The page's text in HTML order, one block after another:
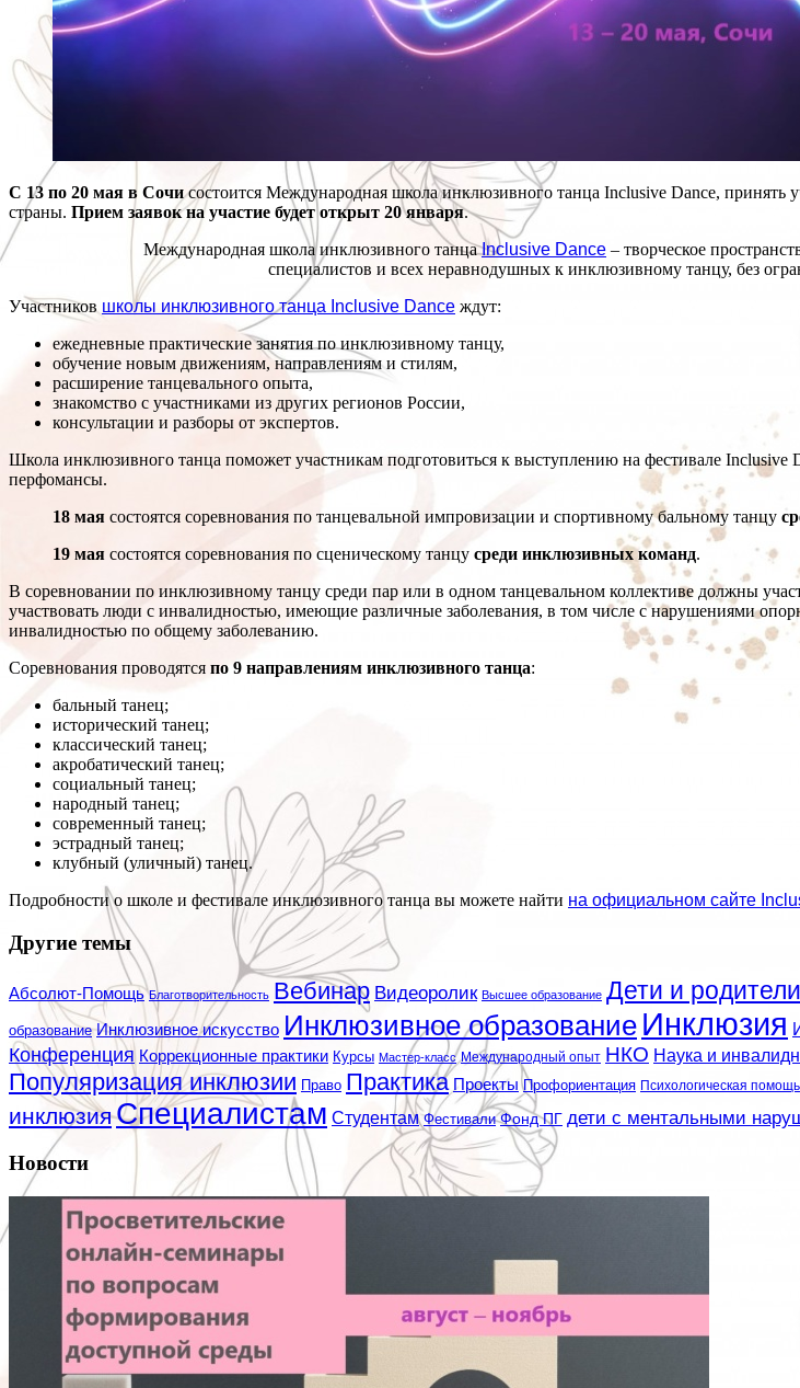
С 13 по 20 мая в Сочисостоится Международная школа инклюзивного танца Inclusive Dance, принять
страны. Прием заявок на участие будет открыт 20 января.
Международная школа инклюзивного танцаInclusive Dance – творческое
специалистов и всех неравнодушных к инклюзивному танцу, без
Участников школы инклюзивного танца Inclusive Dance ждут:
ежедневные практические занятия по инклюзивному танцу,
обучение новым движениям, направлениям и стилям,
расширение танцевального опыта,
знакомство с участниками из других регионов России,
консультации и разборы от экспертов.
Школа инклюзивного танца поможет участникам подготовиться к выступлению на фестивале
перфомансы.
18 мая состоятся соревнования по танцевальной импровизации и спортивному бальному танцу
19 мая состоятся соревнования по сценическому танцу среди инклюзивных команд.
В соревновании по инклюзивному танцу среди пар или в одном танцевальном коллективе должны
участвовать люди с инвалидностью, имеющие различные заболевания, в том числе с нарушениями
инвалидностью по общему заболеванию.
Соревнования проводятся по 9 направлениям инклюзивного танца:
бальный танец;
исторический танец;
классический танец;
акробатический танец;
социальный танец;
народный танец;
современный танец;
эстрадный танец;
клубный (уличный) танец.
Подробности о школе и фестивале инклюзивного танца вы можете найти на официальном сайте
Другие темы
Абсолют-Помощь Благотворительность Вебинар Видеоролик Высшее образование Дети и родители
образование Инклюзивное искусство Инклюзивное образование Инклюзия
Конференция Коррекционные практики Курсы Мастер-класс Международный опыт НКО Наука и
Популяризация инклюзии Право Практика Проекты Профориентация Психологическая помощь
инклюзияСпециалистам Студентам Фестивали Фонд ПГ дети с ментальными
Новости